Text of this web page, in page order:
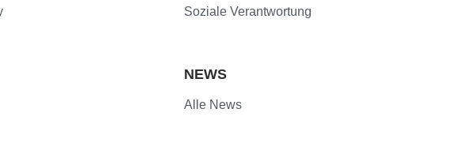
Soziale Verantwortung
NEWS
Alle News